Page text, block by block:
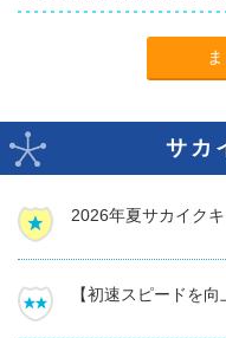
サカ
2026年夏サカイク
【初速スピードを